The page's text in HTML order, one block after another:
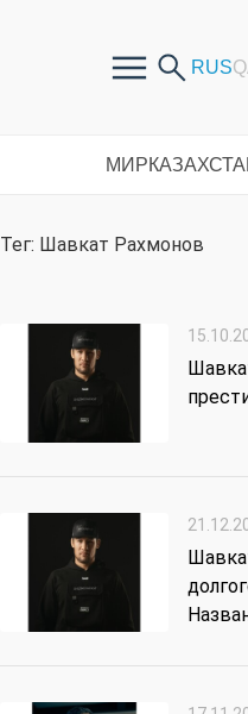
МИР
Тег: Шавкат Рахмонов